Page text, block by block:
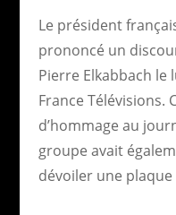
Le président
prononcé un
Pierre Elkabbach le
France Télévisions.
d’hommage au
groupe avait
dévoiler une